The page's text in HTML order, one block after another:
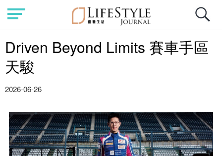
Driven Beyond Limits 賽車手區
天駿
2026-06-26